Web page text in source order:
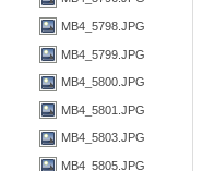
MB4_5798.JPG
MB4_5799.JPG
MB4_5800.JPG
MB4_5801.JPG
MB4_5803.JPG
MB4_5805.JPG